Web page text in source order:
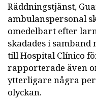
Räddningstjänst,
ambulanspersonal
omedelbart efter
skadades i
till Hospital Clínico
rapporterade även
ytterligare några
olyckan.